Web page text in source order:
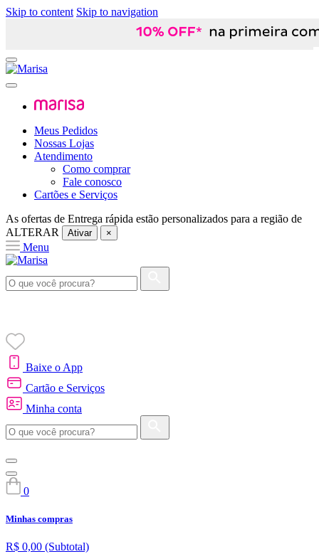
Skip to content Skip to navigation
Meus Pedidos
Nossas Lojas
Atendimento
Como comprar
Fale conosco
Cartões e Serviços
As ofertas de Entrega rápida estão personalizados para a região de
ALTERAR
Ativar ×
Menu
Baixe o App
Cartão e Serviços
Minha conta
0
Minhas compras
R$ 0,00 (Subtotal)